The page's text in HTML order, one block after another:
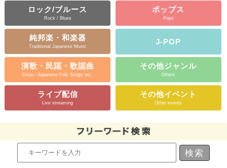
ロック/ブルース
Rock / Blues
ポップス
Pops
純邦楽・和楽器
Traditional Japanese Music
J-POP
演歌・民謡・歌謡曲
Enka / Japanese Folk Songs etc.
その他ジャンル
Others
ライブ配信
Live streaming
その他イベント
Other events